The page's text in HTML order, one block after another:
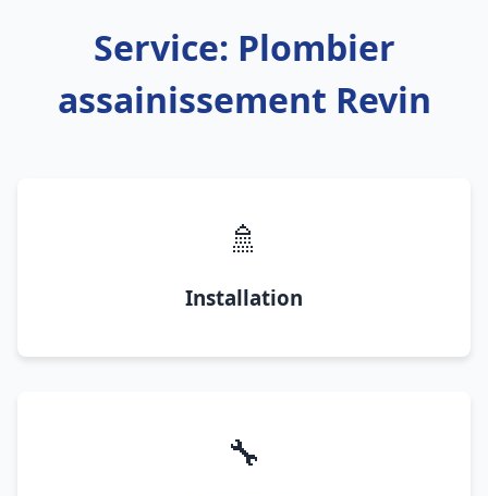
Service: Plombier
assainissement Revin
🚿
Installation
🔧